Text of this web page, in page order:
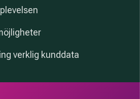
verklig kunddata